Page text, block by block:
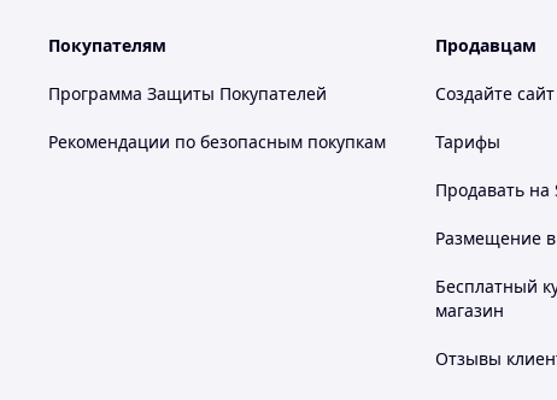
Покупателям
Программа Защиты Покупателей
Рекомендации по безопасным покупкам
Продавцам
Создайте сайт
Тарифы
Продавать на
Размещение в
Бесплатный
магазин
Отзывы